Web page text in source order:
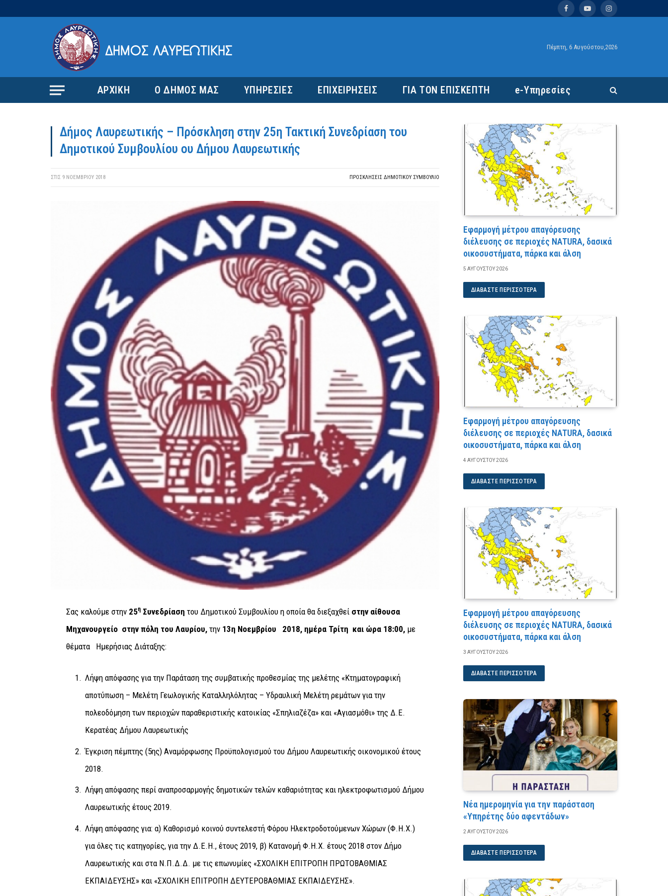
FacebookYouTubeInstagram
Πέμπτη, 6 Αυγούστου,2026
ΑΡΧΙΚΗ Ο ΔΗΜΟΣ ΜΑΣ ΥΠΗΡΕΣΙΕΣ ΕΠΙΧΕΙΡΗΣΕΙΣ ΓΙΑ ΤΟΝ ΕΠΙΣΚΕΠΤΗ e-Υπηρεσίες
Δήμος Λαυρεωτικής – Πρόσκληση στην 25η Τακτική Συνεδρίαση του
Δημοτικού Συμβουλίου ου Δήμου Λαυρεωτικής
ΣΤΙΣ 9 ΝΟΕΜΒΡΊΟΥ 2018 ΠΡΟΣΚΛΉΣΕΙΣ ΔΗΜΟΤΙΚΟΎ ΣΥΜΒΟΎΛΙΟ
Σας καλούμε στην 25ηΣυνεδρίαση του Δημοτικού Συμβουλίου η οποία θα διεξαχθεί στην αίθουσα
Μηχανουργείο στην πόλη του Λαυρίου,την 13η Νοεμβρίου 2018, ημέρα Τρίτη και ώρα 18:00,με
θέματα Ημερήσιας Διάταξης:
Λήψη απόφασης για την Παράταση της συμβατικής προθεσμίας της μελέτης «Κτηματογραφική
αποτύπωση – Μελέτη Γεωλογικής Καταλληλόλητας – Υδραυλική Μελέτη ρεμάτων για την
πολεοδόμηση των περιοχών παραθεριστικής κατοικίας «Σπηλιαζέζα» και «Αγιασμόθι» της Δ.Ε.
Κερατέας Δήμου Λαυρεωτικής
Έγκριση πέμπτης (5ης) Αναμόρφωσης Προϋπολογισμού του Δήμου Λαυρεωτικής οικονομικού έτους
2018.
Λήψη απόφασης περί αναπροσαρμογής δημοτικών τελών καθαριότητας και ηλεκτροφωτισμού Δήμου
Λαυρεωτικής έτους 2019.
Λήψη απόφασης για: α) Καθορισμό κοινού συντελεστή Φόρου Ηλεκτροδοτούμενων Χώρων (Φ.Η.Χ.)
για όλες τις κατηγορίες, για την Δ.Ε.Η., έτους 2019, β) Κατανομή Φ.Η.Χ. έτους 2018 στον Δήμο
Λαυρεωτικής και στα Ν.Π.Δ.Δ. με τις επωνυμίες «ΣΧΟΛΙΚΗ ΕΠΙΤΡΟΠΗ ΠΡΩΤΟΒΑΘΜΙΑΣ
ΕΚΠΑΙΔΕΥΣΗΣ» και «ΣΧΟΛΙΚΗ ΕΠΙΤΡΟΠΗ ΔΕΥΤΕΡΟΒΑΘΜΙΑΣ ΕΚΠΑΙΔΕΥΣΗΣ».
Εφαρμογή μέτρου απαγόρευσης
διέλευσης σε περιοχές NATURA, δασικά
οικοσυστήματα, πάρκα και άλση
5 ΑΥΓΟΎΣΤΟΥ 2026
ΔΙΑΒΆΣΤΕ ΠΕΡΙΣΣΌΤΕΡΑ
Εφαρμογή μέτρου απαγόρευσης
διέλευσης σε περιοχές NATURA, δασικά
οικοσυστήματα, πάρκα και άλση
4 ΑΥΓΟΎΣΤΟΥ 2026
ΔΙΑΒΆΣΤΕ ΠΕΡΙΣΣΌΤΕΡΑ
Εφαρμογή μέτρου απαγόρευσης
διέλευσης σε περιοχές NATURA, δασικά
οικοσυστήματα, πάρκα και άλση
3 ΑΥΓΟΎΣΤΟΥ 2026
ΔΙΑΒΆΣΤΕ ΠΕΡΙΣΣΌΤΕΡΑ
Νέα ημερομηνία για την παράσταση
«Υπηρέτης δύο αφεντάδων»
2 ΑΥΓΟΎΣΤΟΥ 2026
ΔΙΑΒΆΣΤΕ ΠΕΡΙΣΣΌΤΕΡΑ